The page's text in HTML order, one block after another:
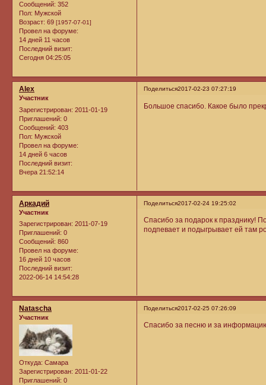
Сообщений: 352
Пол: Мужской
Возраст: 69 [1957-07-01]
Провел на форуме:
14 дней 11 часов
Последний визит:
Сегодня 04:25:05
Поделиться2017-02-23 07:27:19
Alex
Участник
Зарегистрирован: 2011-01-19
Приглашений: 0
Сообщений: 403
Пол: Мужской
Провел на форуме:
14 дней 6 часов
Последний визит:
Вчера 21:52:14
Большое спасибо. Какое было
Поделиться2017-02-24 19:25:02
Аркадий
Участник
Зарегистрирован: 2011-07-19
Приглашений: 0
Сообщений: 860
Провел на форуме:
16 дней 10 часов
Последний визит:
2022-06-14 14:54:28
Спасибо за подарок к празднику!
подпевает и подыгрывает ей там
Поделиться2017-02-25 07:26:09
Natascha
Участник
Откуда: Самара
Зарегистрирован: 2011-01-22
Приглашений: 0
Спасибо за песню и за